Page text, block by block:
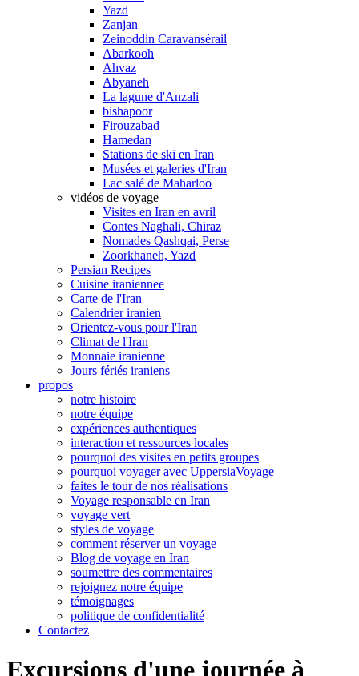
Yazd
Zanjan
Zeinoddin Caravansérail
Abarkooh
Ahvaz
Abyaneh
La lagune d'Anzali
bishapoor
Firouzabad
Hamedan
Stations de ski en Iran
Musées et galeries d'Iran
Lac salé de Maharloo
vidéos de voyage
Visites en Iran en avril
Contes Naghali, Chiraz
Nomades Qashqai, Perse
Zoorkhaneh, Yazd
Persian Recipes
Cuisine iraniennee
Carte de l'Iran
Calendrier iranien
Orientez-vous pour l'Iran
Climat de l'Iran
Monnaie iranienne
Jours fériés iraniens
propos
notre histoire
notre équipe
expériences authentiques
interaction et ressources locales
pourquoi des visites en petits groupes
pourquoi voyager avec UppersiaVoyage
faites le tour de nos réalisations
Voyage responsable en Iran
voyage vert
styles de voyage
comment réserver un voyage
Blog de voyage en Iran
soumettre des commentaires
rejoignez notre équipe
témoignages
politique de confidentialité
Contactez
Excursions d'une journée à